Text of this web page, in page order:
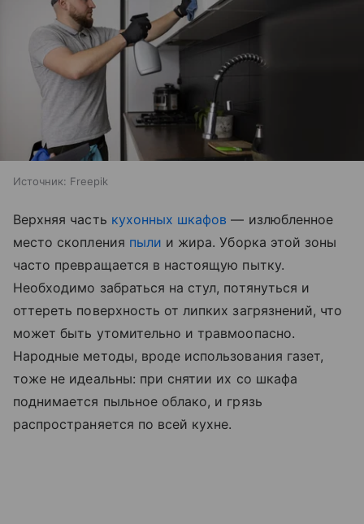
Источник: Freepik
Верхняя часть кухонных шкафов — излюбленное
место скопления пыли и жира. Уборка этой зоны
часто превращается в настоящую пытку.
Необходимо забраться на стул, потянуться и
оттереть поверхность от липких загрязнений, что
может быть утомительно и травмоопасно.
Народные методы, вроде использования газет,
тоже не идеальны: при снятии их со шкафа
поднимается пыльное облако, и грязь
распространяется по всей кухне.